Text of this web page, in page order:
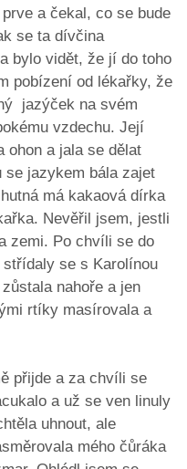
a čekal, co se bude
se ta dívčina
bylo vidět, že jí do toho
pobízení od lékařky, že
jazýček na svém
vzdechu. Její
ohon a jala se dělat
jazykem bála zajet
má kakaová dírka
Nevěřil jsem, jestli
zemi. Po chvíli se do
se s Karolínou
nahoře a jen
rtíky masírovala a
přijde a za chvíli se
a už se ven linuly
uhnout, ale
mého čůráka